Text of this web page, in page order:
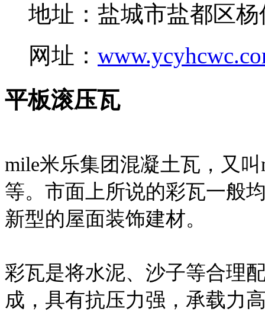
地址：盐城市盐都区
网址：
平板滚压瓦
mile米乐集团混凝土瓦，又
等。市面上所说的彩瓦一般
新型的屋面装饰建材。
彩瓦是将水泥、沙子等合理
成，具有抗压力强，承载力